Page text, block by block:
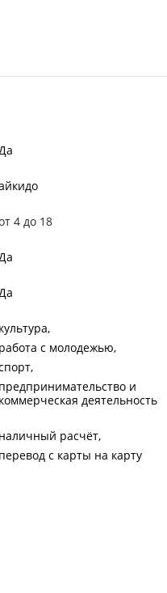
101 стр. 1
4 до 18
культура
работа с молодежью
предпринимательство и
коммерческая деятельность
наличный расчёт
перевод с карты на карту